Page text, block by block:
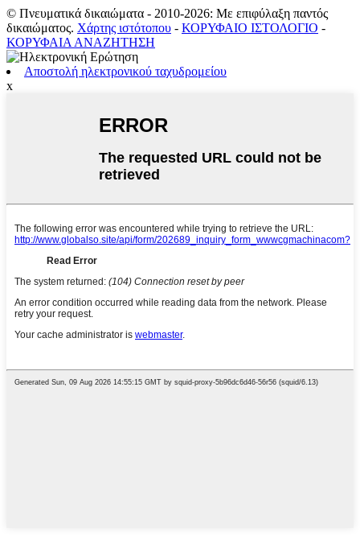
© Πνευματικά δικαιώματα - 2010-2026: Με επιφύλαξη παντός
δικαιώματος. Χάρτης ιστότοπου - ΚΟΡΥΦΑΙΟ ΙΣΤΟΛΟΓΙΟ -
ΚΟΡΥΦΑΙΑ ΑΝΑΖΗΤΗΣΗ
Αποστολή ηλεκτρονικού ταχυδρομείου
x